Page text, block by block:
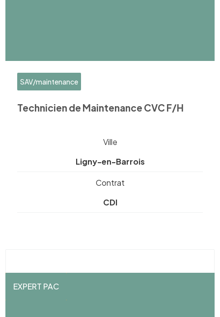
SAV/maintenance
Technicien de Maintenance CVC F/H
Ville
Ligny-en-Barrois
Contrat
CDI
EXPERT PAC